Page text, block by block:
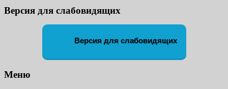
Версия для слабовидящих
Версия для слабовидящих
Меню